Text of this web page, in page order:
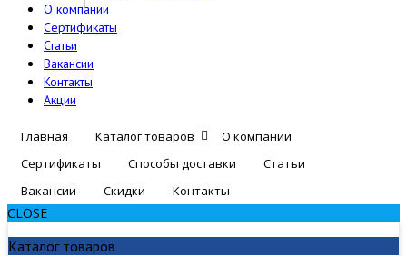
О компании
Сертификаты
Статьи
Вакансии
Контакты
Акции
Главная Каталог товаров
О компании
Сертификаты
Способы доставки
Статьи
Вакансии
Скидки Контакты
CLOSE
Каталог товаров